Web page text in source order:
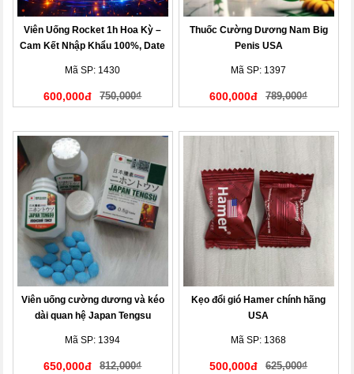
Viên Uống Rocket 1h Hoa Kỳ –
Cam Kết Nhập Khẩu 100%, Date
Mã SP: 1430
600,000đ 750,000₫
Thuốc Cường Dương Nam Big
Penis USA
Mã SP: 1397
600,000đ 789,000₫
Viên uống cường dương và kéo
dài quan hệ Japan Tengsu
Mã SP: 1394
650,000đ 812,000₫
Kẹo đổi gió Hamer chính hãng
USA
Mã SP: 1368
500,000đ 625,000₫